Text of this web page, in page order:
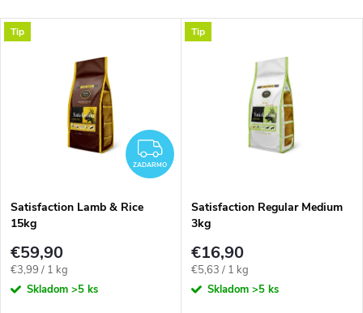
Tip
ZADARMO
ZADARMO
Satisfaction Lamb & Rice
15kg
€59,90
Jednotková
cena:
€3,99 / 1 kg
Skladom >5 ks
Tip
Satisfaction Regular Medium
3kg
€16,90
Jednotková
cena:
€5,63 / 1 kg
Skladom >5 ks